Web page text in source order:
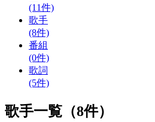
(11件)
歌手
(8件)
番組
(0件)
歌詞
(5件)
歌手一覧（8件）